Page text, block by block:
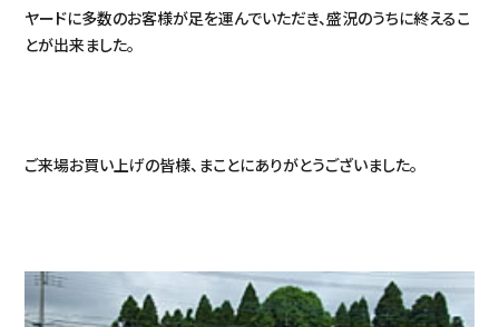
ヤードに多数のお客様が足を運んでいただき、盛況のうちに終えるこ
とが出来ました。
ご来場お買い上げの皆様、まことにありがとうございました。